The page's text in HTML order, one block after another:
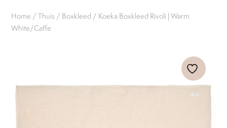
Home /Thuis / Boxkleed / Koeka Boxkleed Rivoli | Warm
White/Caffe